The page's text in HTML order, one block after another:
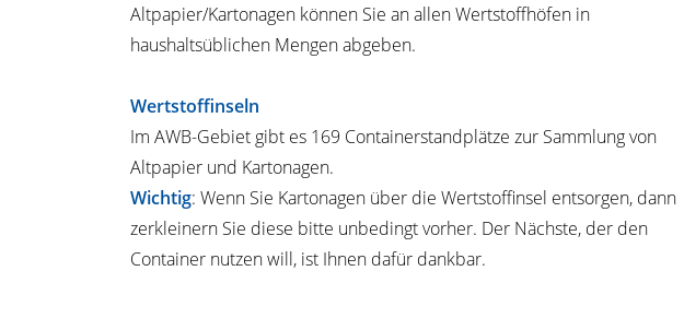
Altpapier/Kartonagen können Sie an allen Wertstoffhöfen in
haushaltsüblichen Mengen abgeben.
Wertstoffinseln
Im AWB-Gebiet gibt es 169 Containerstandplätze zur Sammlung von
Altpapier und Kartonagen.
Wichtig: Wenn Sie Kartonagen über die Wertstoffinsel entsorgen, dann
zerkleinern Sie diese bitte unbedingt vorher. Der Nächste, der den
Container nutzen will, ist Ihnen dafür dankbar.